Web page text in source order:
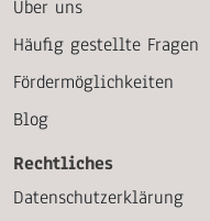
Über uns
Häufig gestellte Fragen
Fördermöglichkeiten
Blog
Rechtliches
Datenschutzerklärung